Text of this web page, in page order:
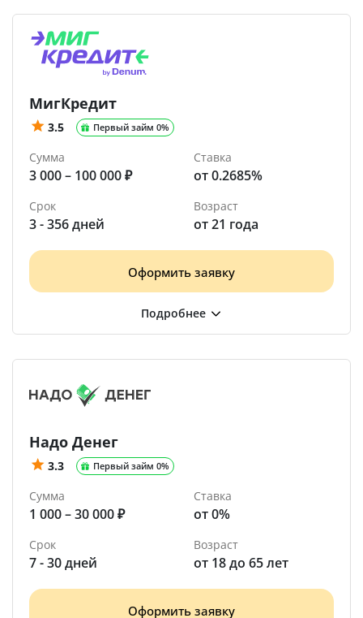
МигКредит
3.5 Первый займ 0%
Сумма
3 000 – 100 000 ₽
Ставка
от 0.2685%
Срок
3 - 356 дней
Возраст
от 21 года
Оформить заявку
Надо Денег
3.3 Первый займ 0%
Сумма
1 000 – 30 000 ₽
Ставка
от 0%
Срок
7 - 30 дней
Возраст
от 18 до 65 лет
Оформить заявку